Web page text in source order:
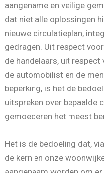
aangename en veilige
dat niet alle oplossingen
nieuwe circulatieplan,
gedragen. Uit respect
de handelaars, uit respect
de automobilist en de
beperking, is het de
uitspreken over bepaalde
gemoederen het meest
Het is de bedoeling dat,
de kern en onze